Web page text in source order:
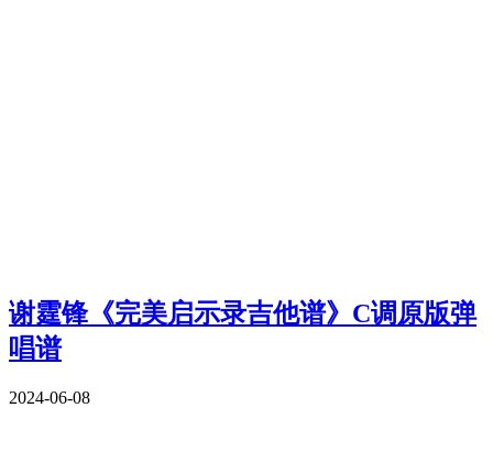
谢霆锋《完美启示录吉他谱》C调原版弹
唱谱
2024-06-08